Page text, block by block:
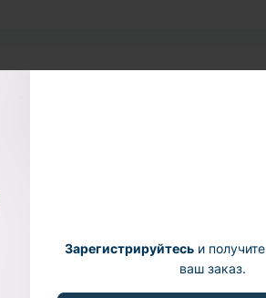
Зарегистрируйтесь и получите
ваш заказ.